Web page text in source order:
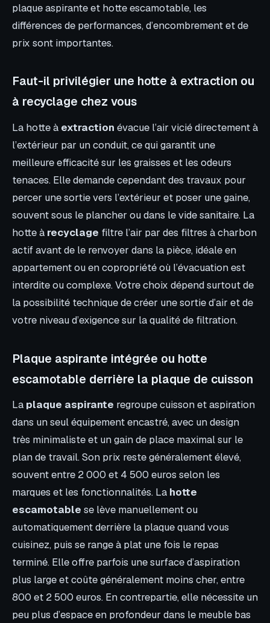
plaque aspirante et hotte escamotable, les
différences de performances, d’encombrement et de
prix sont importantes.
Faut-il privilégier une hotte à extraction ou
à recyclage chez vous
La hotte à extraction évacue l’air vicié directement à
l’extérieur par un conduit, ce qui garantit une
meilleure efficacité sur les graisses et les odeurs
tenaces. Elle demande cependant des travaux pour
percer une sortie vers l’extérieur et poser une gaine,
souvent sous le plancher ou dans le vide sanitaire. La
hotte à recyclage filtre l’air par des filtres à charbon
actif avant de le renvoyer dans la pièce, idéale en
appartement ou en copropriété où l’évacuation est
interdite ou complexe. Votre choix dépend surtout de
la possibilité technique de créer une sortie d’air et de
votre niveau d’exigence sur la qualité de filtration.
Plaque aspirante intégrée ou hotte
escamotable derrière la plaque de cuisson
La plaque aspirante regroupe cuisson et aspiration
dans un seul équipement encastré, avec un design
très minimaliste et un gain de place maximal sur le
plan de travail. Son prix reste généralement élevé,
souvent entre 2 000 et 4 500 euros selon les
marques et les fonctionnalités. La hotte
escamotable se lève manuellement ou
automatiquement derrière la plaque quand vous
cuisinez, puis se range à plat une fois le repas
terminé. Elle offre parfois une surface d’aspiration
plus large et coûte généralement moins cher, entre
800 et 2 500 euros. En contrepartie, elle nécessite un
peu plus d’espace en profondeur dans le meuble bas